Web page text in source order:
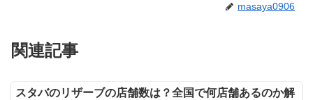
masaya0906
関連記事
スタバのリザーブの店舗数は？全国で何店舗あるのか解